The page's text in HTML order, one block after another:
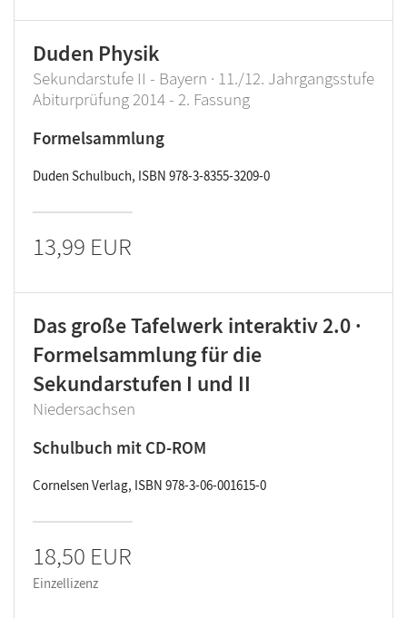
Duden Physik
Sekundarstufe II - Bayern · 11./12. Jahrgangsstufe
Abiturprüfung 2014 - 2. Fassung
Formelsammlung
Duden Schulbuch, ISBN 978-3-8355-3209-0
13,99 EUR
Das große Tafelwerk interaktiv 2.0 ·
Formelsammlung für die
Sekundarstufen I und II
Niedersachsen
Schulbuch mit CD-ROM
Cornelsen Verlag, ISBN 978-3-06-001615-0
18,50 EUR
Einzellizenz